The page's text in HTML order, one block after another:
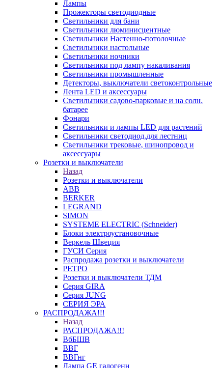
Лампы
Прожекторы светодиодные
Светильники для бани
Светильники люминисцентные
Светильники Настенно-потолочные
Светильники настольные
Светильники ночники
Светильники под лампу накаливания
Светильники промышленные
Детекторы, выключатели светоконтрольные
Лента LED и аксессуары
Светильники садово-парковые и на солн.
батарее
Фонари
Светильники и лампы LED для растений
Светильники светодиод.для лестниц
Светильники трековые, шинопровод и
аксессуары
Розетки и выключатели
Назад
Розетки и выключатели
ABB
BERKER
LEGRAND
SIMON
SYSTEME ELECTRIC (Schneider)
Блоки электроустановочные
Веркель Швеция
ГУСИ Серия
Распродажа розетки и выключатели
РЕТРО
Розетки и выключатели ТДМ
Серия GIRA
Серия JUNG
СЕРИЯ ЭРА
РАСПРОДАЖА!!!
Назад
РАСПРОДАЖА!!!
ВбБШВ
ВВГ
ВВГнг
Лампа GE галогенн